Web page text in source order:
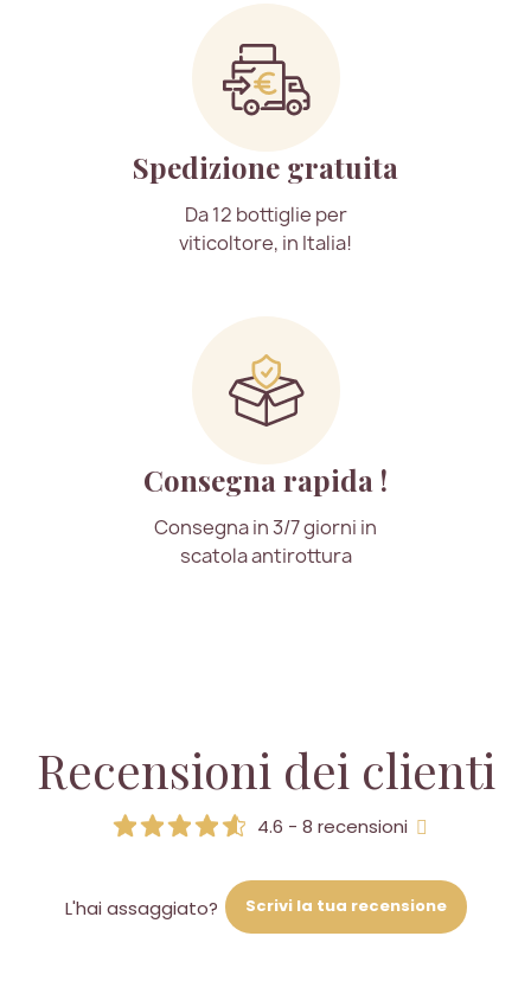
Spedizione gratuita
Da 12 bottiglie per
viticoltore, in Italia!
Consegna rapida !
Consegna in 3/7 giorni in
scatola antirottura
Recensioni dei clienti
4.6 - 8 recensioni
L'hai assaggiato? Scrivi la tua recensione